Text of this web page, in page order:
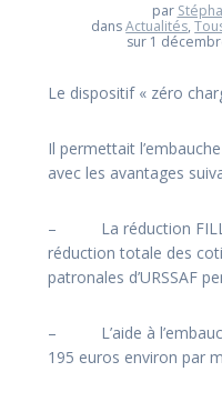
par
dansActualités,
sur 1
Le dispositif « zéro
Il permettait
avec les avantages
– La réduction
réduction totale des
patronales d’URSSAF
– L’aide à
195 euros environ par